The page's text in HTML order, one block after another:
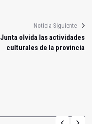
Noticia Siguiente
olvida las actividades
culturales de la provincia